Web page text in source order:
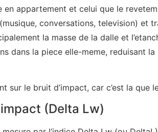
appartement et celui que le
(musique, conversations, television)
la masse de la dalle et
dans la piece elle-meme, reduisant
sur le bruit d’impact, car c’est la
(Delta Lw)